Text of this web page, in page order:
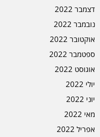
דצמבר 2022
נובמבר 2022
אוקטובר 2022
ספטמבר 2022
אוגוסט 2022
יולי 2022
יוני 2022
מאי 2022
אפריל 2022